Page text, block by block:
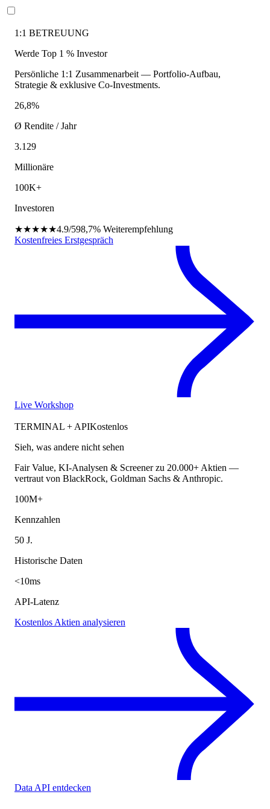
1:1 BETREUUNG
Werde Top 1 % Investor
Persönliche 1:1 Zusammenarbeit — Portfolio-Aufbau,
Strategie & exklusive Co-Investments.
26,8%
Ø Rendite / Jahr
3.129
Millionäre
100K+
Investoren
★★★★★4.9/598,7% Weiterempfehlung
Kostenfreies Erstgespräch
Live Workshop
TERMINAL + APIKostenlos
Sieh, was andere nicht sehen
Fair Value, KI-Analysen & Screener zu 20.000+ Aktien —
vertraut von BlackRock, Goldman Sachs & Anthropic.
100M+
Kennzahlen
50 J.
Historische Daten
<10ms
API-Latenz
Kostenlos Aktien analysieren
Data API entdecken